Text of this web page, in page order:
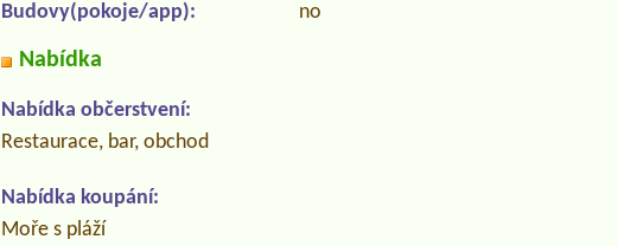
Budovy(pokoje/app):
no
Nabídka
Nabídka občerstvení:
Restaurace, bar, obchod
Nabídka koupání:
Moře s pláží